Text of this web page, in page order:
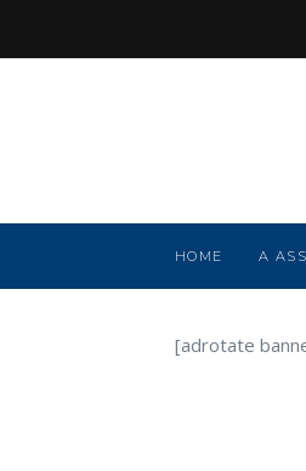
HOME A
[adrotate